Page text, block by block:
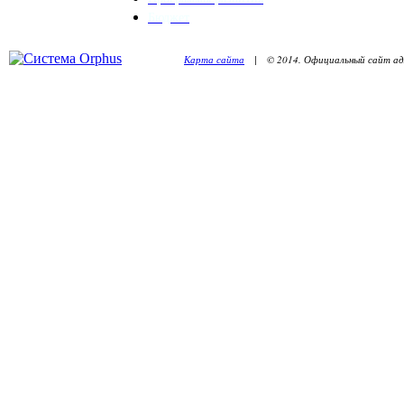
Карта сайта | © 2014. Официальный сайт